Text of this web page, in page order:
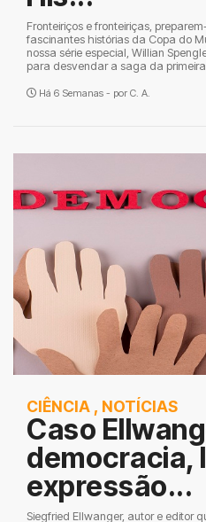
Fronteiriços e fronteiriças,
fascinantes histórias da Copa do
nossa série especial, Willian
para desvendar a saga da
Há 6 Semanas - por C. A.
CIÊNCIA , NOTÍCIAS
Caso
democracia,
expressão...
Siegfried Ellwanger, autor e editor